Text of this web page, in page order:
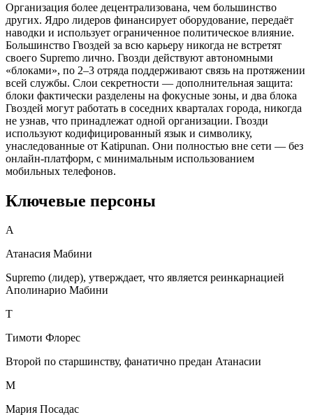
Организация более децентрализована, чем большинство
других. Ядро лидеров финансирует оборудование, передаёт
наводки и использует ограниченное политическое влияние.
Большинство Гвоздей за всю карьеру никогда не встретят
своего Supremo лично. Гвозди действуют автономными
«блоками», по 2–3 отряда поддерживают связь на протяжении
всей службы. Слои секретности — дополнительная защита:
блоки фактически разделены на фокусные зоны, и два блока
Гвоздей могут работать в соседних кварталах города, никогда
не узнав, что принадлежат одной организации. Гвозди
используют кодифицированный язык и символику,
унаследованные от Katipunan. Они полностью вне сети — без
онлайн-платформ, с минимальным использованием
мобильных телефонов.
Ключевые персоны
А
Атанасия Мабини
Supremo (лидер), утверждает, что является реинкарнацией
Аполинарио Мабини
Т
Тимоти Флорес
Второй по старшинству, фанатично предан Атанасии
М
Мария Посадас